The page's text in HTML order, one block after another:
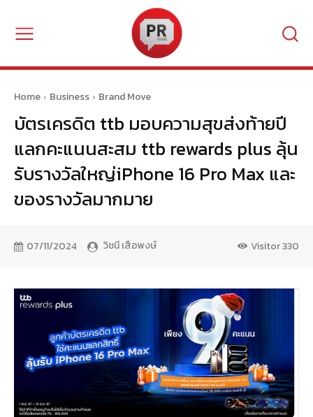
Home Business Brand Move
บัตรเครดิต ttb มอบความสุขส่งท้ายปี
แลกคะแนนสะสม ttb rewards plus ลุ้น
รับรางวัลใหญ่iPhone 16 Pro Max และ
ของรางวัลมากมาย
07/11/2024 วิชนี เสือพงษ์ Visitor330